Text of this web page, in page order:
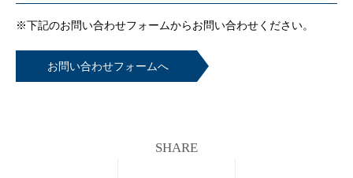
※下記のお問い合わせフォームからお問い合わせください。
お問い合わせフォームへ
SHARE